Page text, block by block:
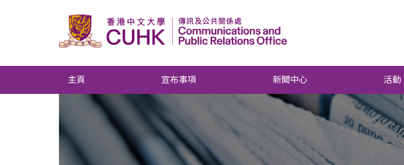
主頁 宣布事項 新聞中心 活動